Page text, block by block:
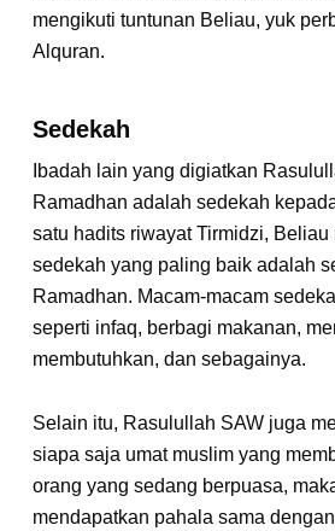
mengikuti tuntunan Beliau, yuk
Alquran.
Sedekah
Ibadah lain yang digiatkan
Ramadhan adalah sedekah
satu hadits riwayat Tirmidzi,
sedekah yang paling baik adalah
Ramadhan. Macam-macam
seperti infaq, berbagi makanan,
membutuhkan, dan sebagainya.
Selain itu, Rasulullah SAW juga
siapa saja umat muslim yang
orang yang sedang berpuasa,
mendapatkan pahala sama